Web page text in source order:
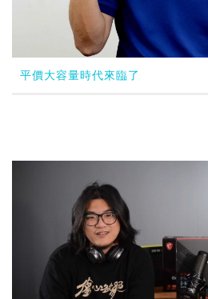
平價大容量時代來臨了